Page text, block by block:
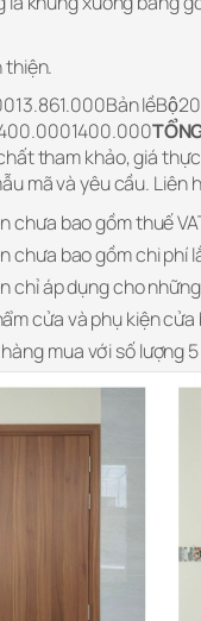
thiện.
tham khảo, giá
mã và yêu cầu. Liên
chưa bao gồm thuế
chưa bao gồm chi phí
chỉ áp dụng cho
cửa và phụ kiện
mua với số lượng